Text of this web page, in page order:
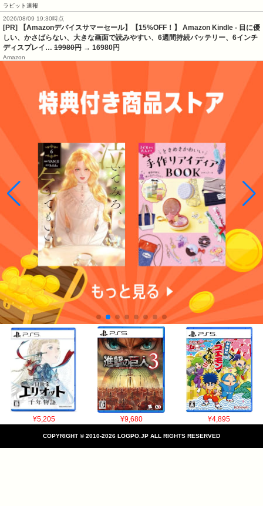
ラビット速報
2026/08/09 19:30時点
[PR] 【Amazonデバイスサマーセール】【15%OFF！】 Amazon Kindle - 目に優
しい、かさばらない、大きな画面で読みやすい、6週間持続バッテリー、6インチ
ディスプレイ… 19980円 → 16980円
Amazon
¥5,205 ¥9,680 ¥4,895
COPYRIGHT © 2010-2026 LOGPO.JP ALL RIGHTS RESERVED